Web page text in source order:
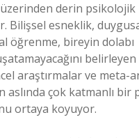
üzerinden derin psikolojik
Bilişsel esneklik,
öğrenme, bireyin dolabı
belirleyen
araştırmalar ve meta-
aslında çok katmanlı bir
ortaya koyuyor.